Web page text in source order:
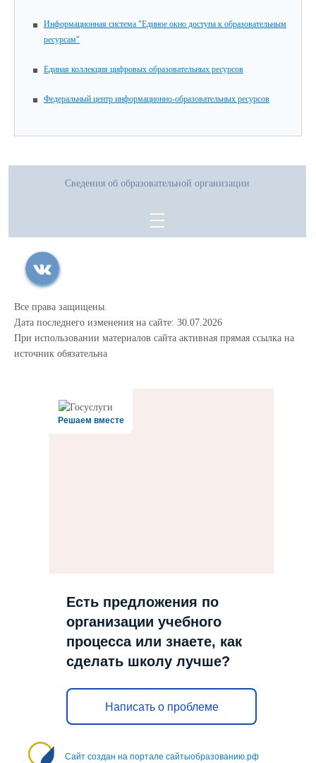
Информационная система "Единое окно доступа к образовательным
ресурсам"
Единая коллекция цифровых образовательных ресурсов
Федеральный центр информационно-образовательных ресурсов
Сведения об образовательной организации
Все права защищены.
Дата последнего изменения на сайте: 30.07.2026
При использовании материалов сайта активная прямая ссылка на
источник обязательна
Решаем вместе
Есть предложения по
организации учебного
процесса или знаете, как
сделать школу лучше?
Написать о проблеме
Сайт создан на портале сайтыобразованию.рф